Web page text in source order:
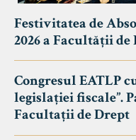
Festivitatea de
2026 a Facultății de
Congresul EATLP
legislației fiscale”.
Facultații de Drept